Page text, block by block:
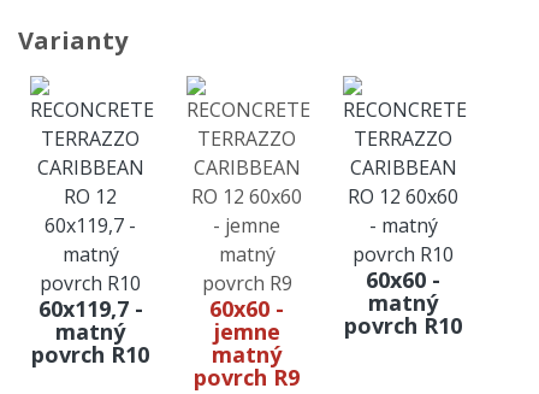
Varianty
60x119,7 -
matný
povrch R10
60x60 -
jemne
matný
povrch R9
60x60 -
matný
povrch R10